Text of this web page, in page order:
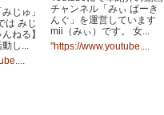
じゅ」
は みじ
ねる】
し...
チャンネル「みぃ ぱーき
んぐ」を運営しています
mii（みぃ）です。 女...
"https://www.youtube....